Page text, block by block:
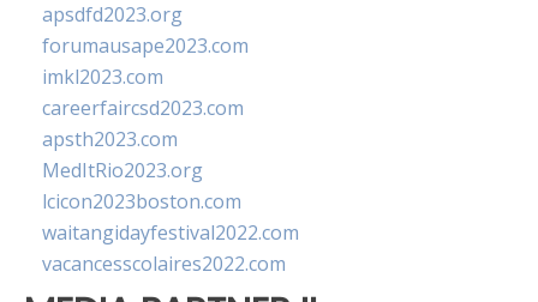
apsdfd2023.org
forumausape2023.com
imkl2023.com
careerfaircsd2023.com
apsth2023.com
MedItRio2023.org
lcicon2023boston.com
waitangidayfestival2022.com
vacancesscolaires2022.com